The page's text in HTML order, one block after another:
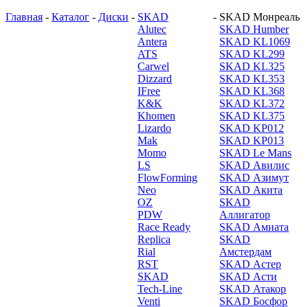
Главная - Каталог - Диски - SKAD
Alutec
Antera
ATS
Carwel
Dizzard
IFree
K&K
Khomen
Lizardo
Mak
Momo
LS
FlowForming
Neo
OZ
PDW
Race Ready
Replica
Rial
RST
SKAD
Tech-Line
Venti
- SKAD Монреаль
SKAD Humber
SKAD KL1069
SKAD KL299
SKAD KL325
SKAD KL353
SKAD KL368
SKAD KL372
SKAD KL375
SKAD KP012
SKAD KP013
SKAD Le Mans
SKAD Авилис
SKAD Азимут
SKAD Акита
SKAD
Аллигатор
SKAD Амиата
SKAD
Амстердам
SKAD Астер
SKAD Асти
SKAD Атакор
SKAD Босфор